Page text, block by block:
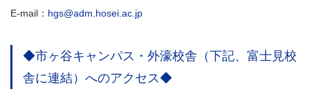
E-mail： hgs@adm.hosei.ac.jp
◆市ヶ谷キャンパス・外濠校舎（下記、富士見校
舎に連結）へのアクセス◆